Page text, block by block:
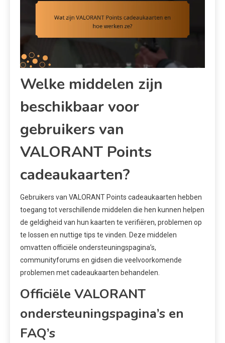
Welke middelen zijn
beschikbaar voor
gebruikers van
VALORANT Points
cadeaukaarten?
Gebruikers van VALORANT Points cadeaukaarten hebben
toegang tot verschillende middelen die hen kunnen helpen
de geldigheid van hun kaarten te verifiëren, problemen op
te lossen en nuttige tips te vinden. Deze middelen
omvatten officiële ondersteuningspagina’s,
communityforums en gidsen die veelvoorkomende
problemen met cadeaukaarten behandelen.
Officiële VALORANT
ondersteuningspagina’s en
FAQ’s